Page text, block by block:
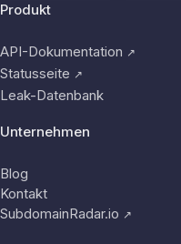
Produkt
API-Dokumentation ↗
Statusseite ↗
Leak-Datenbank
Unternehmen
Blog
Kontakt
SubdomainRadar.io ↗